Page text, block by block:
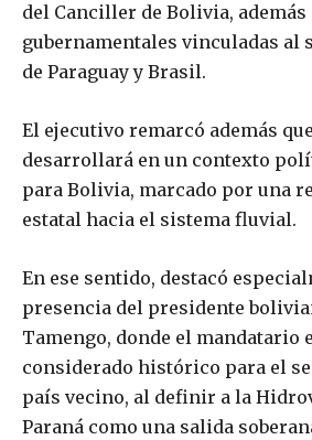
del Canciller de Bolivia, además
gubernamentales vinculadas
de Paraguay y Brasil.
El ejecutivo remarcó además
desarrollará en un contexto
para Bolivia, marcado por una
estatal hacia el sistema fluvial.
En ese sentido, destacó
presencia del presidente
Tamengo, donde el mandatario
considerado histórico para el
país vecino, al definir a la
Paraná como una salida